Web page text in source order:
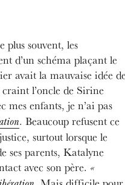
plus souvent, les
d’un schéma plaçant le
avait la mauvaise idée
craint l’oncle de Sirine
mes enfants, je n’ai pas
. Beaucoup refusent ce
surtout lorsque le
ses parents, Katalyne
avec son père. «